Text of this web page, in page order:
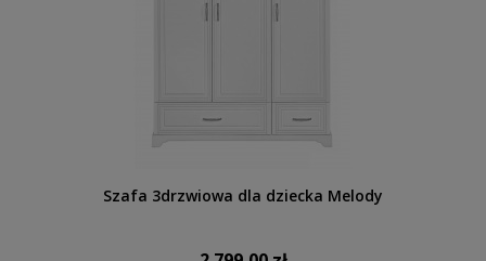
Szafa 3drzwiowa dla dziecka Melody